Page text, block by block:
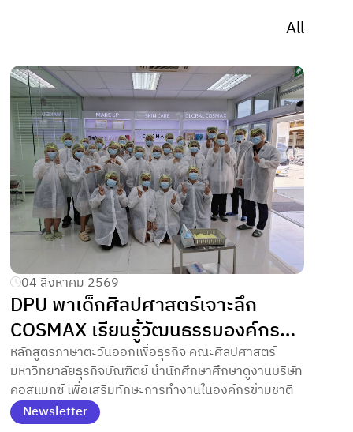
All
04 สิงหาคม 2569
DPU พาเด็กศิลปศาสตร์เจาะลึก
COSMAX เรียนรู้วัฒนธรรมองค์กร
เกาหลีมาตรฐานสากล
หลักสูตรภาษาตะวันออกเพื่อธุรกิจ คณะศิลปศาสตร์
มหาวิทยาลัยธุรกิจบัณฑิตย์ นำนักศึกษาศึกษาดูงานบริษัท
คอสแมกซ์ เพื่อเสริมทักษะการทำงานในองค์กรข้ามชาติ
Newsletter